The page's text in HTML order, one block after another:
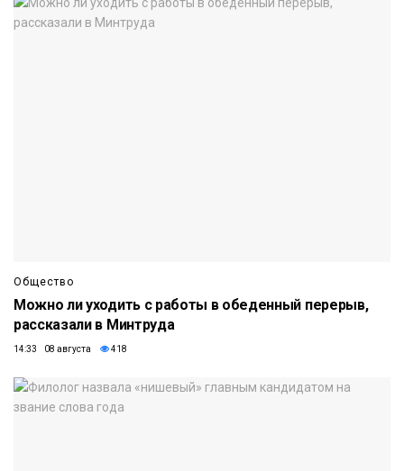
Общество
Можно ли уходить с работы в обеденный перерыв,
рассказали в Минтруда
14:33 08 августа 418